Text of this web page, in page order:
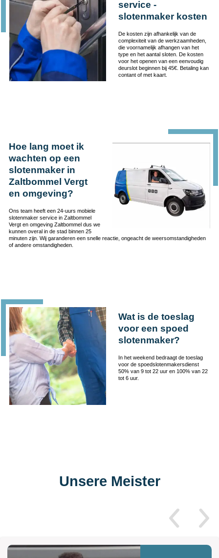
service -
slotenmaker kosten
De kosten zijn afhankelijk van de
complexiteit van de werkzaamheden,
die voornamelijk afhangen van het
type en het aantal sloten. De kosten
voor het openen van een eenvoudig
deurslot beginnen bij 45€. Betaling kan
contant of met kaart.
Hoe lang moet ik
wachten op een
slotenmaker in
Zaltbommel Vergt
en omgeving?
Ons team heeft een 24-uurs mobiele
slotenmaker service in Zaltbommel
Vergt en omgeving Zaltbommel dus we
kunnen overal in de stad binnen 25
minuten zijn. Wij garanderen een snelle reactie, ongeacht de weersomstandigheden
of andere omstandigheden.
Wat is de toeslag
voor een spoed
slotenmaker?
In het weekend bedraagt de toeslag
voor de spoedslotenmakersdienst
50% van 9 tot 22 uur en 100% van 22
tot 6 uur.
Unsere Meister